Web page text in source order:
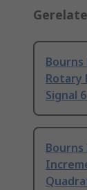
Bourns
Rotary
Signal
Bourns